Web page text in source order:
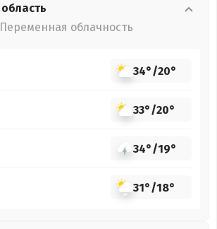
область
Переменная облачность
34°/20°
33°/20°
34°/19°
31°/18°